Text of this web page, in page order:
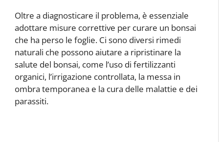
Oltre a diagnosticare il problema, è essenziale
adottare misure correttive per curare un bonsai
che ha perso le foglie. Ci sono diversi rimedi
naturali che possono aiutare a ripristinare la
salute del bonsai, come l’uso di fertilizzanti
organici, l’irrigazione controllata, la messa in
ombra temporanea e la cura delle malattie e dei
parassiti.